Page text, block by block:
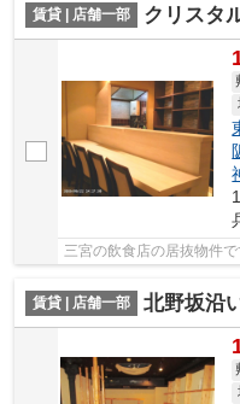
賃貸 | 店舗一部 クリスタ
三宮の飲食店の居抜物件で
賃貸 | 店舗一部 北野坂沿